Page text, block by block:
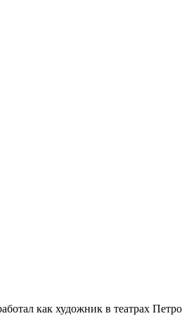
как художник в театрах